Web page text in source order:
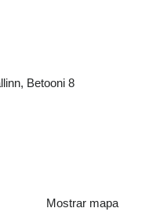
Betooni 8
Mostrar mapa